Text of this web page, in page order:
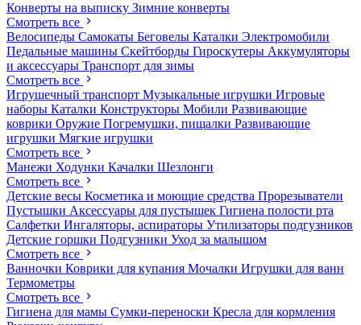
Конверты на выписку Зимние конверты
Смотреть все
Велосипеды Самокаты Беговелы Каталки Электромобили
Педальные машины Скейтборды Гироскутеры Аккумуляторы
и аксессуары Транспорт для зимы
Смотреть все
Игрушечный транспорт Музыкальные игрушки Игровые
наборы Каталки Конструкторы Мобили Развивающие
коврики Оружие Погремушки, пищалки Развивающие
игрушки Мягкие игрушки
Смотреть все
Манежи Ходунки Качалки Шезлонги
Смотреть все
Детские весы Косметика и моющие средства Прорезыватели
Пустышки Аксессуары для пустышек Гигиена полости рта
Салфетки Ингаляторы, аспираторы Утилизаторы подгузников
Детские горшки Подгузники Уход за малышом
Смотреть все
Ванночки Коврики для купания Мочалки Игрушки для ванн
Термометры
Смотреть все
Гигиена для мамы Сумки-переноски Кресла для кормления